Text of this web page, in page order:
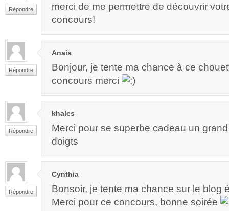
Répondre
merci de me permettre de découvrir
concours!
Répondre
Anais
Bonjour, je tente ma chance à ce
concours merci
Répondre
khales
Merci pour se superbe cadeau un
doigts
Répondre
Cynthia
Bonsoir, je tente ma chance sur le blog
Merci pour ce concours, bonne soirée